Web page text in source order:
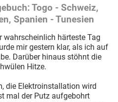
Togo - Schweiz,
Spanien - Tunesien
wahrscheinlich härteste Tag
mir gestern klar, als ich auf
Darüber hinaus stöhnt die
Hitze.
die Elektroinstallation wird
mal der Putz aufgebohrt